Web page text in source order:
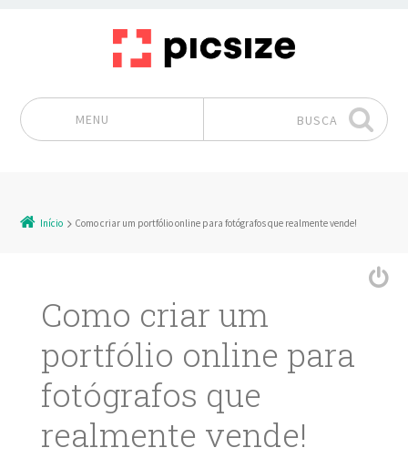
MENU BUSCA
Início Como criar um portfólio online para fotógrafos que realmente vende!
Como criar um
portfólio online para
fotógrafos que
realmente vende!